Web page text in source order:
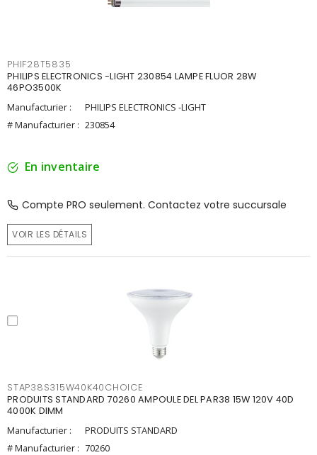
PHIF28T5835
PHILIPS ELECTRONICS -LIGHT 230854 LAMPE FLUOR 28W
46PO3500K
Manufacturier :
PHILIPS ELECTRONICS -LIGHT
# Manufacturier : 230854
En inventaire
Compte PRO seulement. Contactez votre succursale
VOIR LES DÉTAILS
STAP38S315W40K40CHOICE
PRODUITS STANDARD 70260 AMPOULE DEL PAR38 15W 120V 40D
4000K DIMM
Manufacturier :
PRODUITS STANDARD
# Manufacturier : 70260